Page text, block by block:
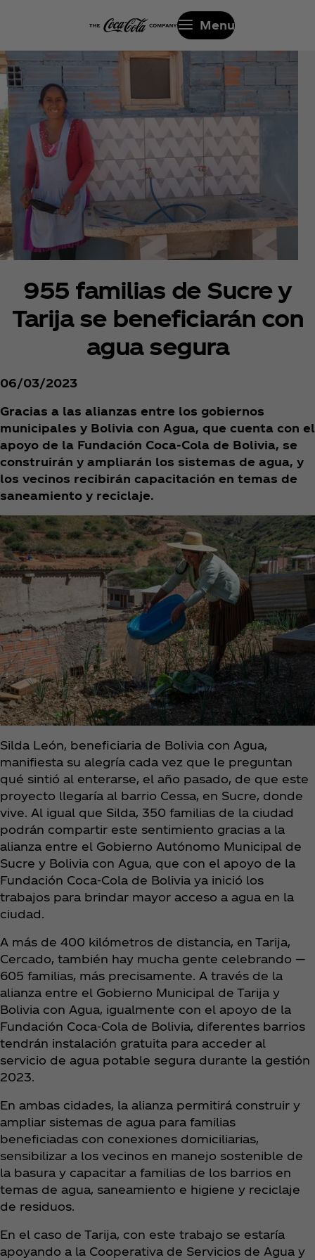
Menu
955 familias de Sucre y
Tarija se beneficiarán con
agua segura
06/03/2023
Gracias a las alianzas entre los gobiernos
municipales y Bolivia con Agua, que cuenta con el
apoyo de la Fundación Coca‑Cola de Bolivia, se
construirán y ampliarán los sistemas de agua, y
los vecinos recibirán capacitación en temas de
saneamiento y reciclaje.
Silda León, beneficiaria de Bolivia con Agua,
manifiesta su alegría cada vez que le preguntan
qué sintió al enterarse, el año pasado, de que este
proyecto llegaría al barrio Cessa, en Sucre, donde
vive. Al igual que Silda, 350 familias de la ciudad
podrán compartir este sentimiento gracias a la
alianza entre el Gobierno Autónomo Municipal de
Sucre y Bolivia con Agua, que con el apoyo de la
Fundación Coca‑Cola de Bolivia ya inició los
trabajos para brindar mayor acceso a agua en la
ciudad.
A más de 400 kilómetros de distancia, en Tarija,
Cercado, también hay mucha gente celebrando —
605 familias, más precisamente. A través de la
alianza entre el Gobierno Municipal de Tarija y
Bolivia con Agua, igualmente con el apoyo de la
Fundación Coca‑Cola de Bolivia, diferentes barrios
tendrán instalación gratuita para acceder al
servicio de agua potable segura durante la gestión
2023.
En ambas cidades, la alianza permitirá construir y
ampliar sistemas de agua para familias
beneficiadas con conexiones domiciliarias,
sensibilizar a los vecinos en manejo sostenible de
la basura y capacitar a familias de los barrios en
temas de agua, saneamiento e higiene y reciclaje
de residuos.
En el caso de Tarija, con este trabajo se estaría
apoyando a la Cooperativa de Servicios de Agua y